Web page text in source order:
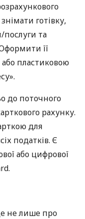
готівку,
послуги та
її
пластиковою
до поточного
рахунку.
для
податків. Є
або цифрової
не лише про